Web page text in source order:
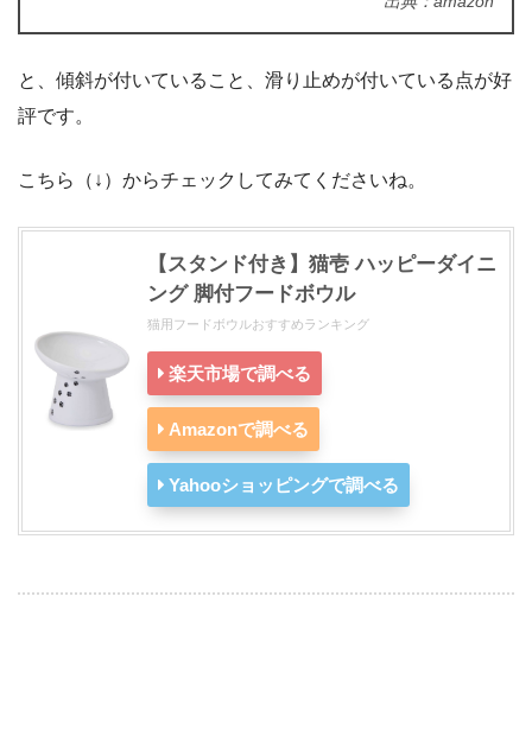
と、傾斜が付いていること、滑り止めが付いている点が好
評です。
こちら（↓）からチェックしてみてくださいね。
【スタンド付き】猫壱 ハッピーダイニ
ング 脚付フードボウル
猫用フードボウルおすすめランキング
楽天市場で調べる
Amazonで調べる
Yahooショッピングで調べる